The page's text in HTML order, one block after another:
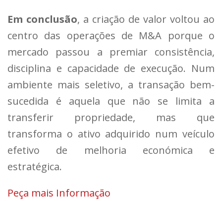
Em conclusão, a criação de valor voltou ao
centro das operações de M&A porque o
mercado passou a premiar consistência,
disciplina e capacidade de execução. Num
ambiente mais seletivo, a transação bem-
sucedida é aquela que não se limita a
transferir propriedade, mas que
transforma o ativo adquirido num veículo
efetivo de melhoria económica e
estratégica.
Peça mais Informação